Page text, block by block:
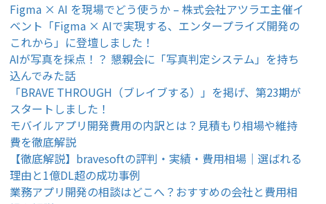
Figma × AI を現場でどう使うか – 株式会社アツラエ主催イ
ベント「Figma × AIで実現する、エンタープライズ開発の
これから」に登壇しました！
AIが写真を採点！？ 懇親会に「写真判定システム」を持ち
込んでみた話
「BRAVE THROUGH（ブレイブする）」を掲げ、第23期が
スタートしました！
モバイルアプリ開発費用の内訳とは？見積もり相場や維持
費を徹底解説
【徹底解説】bravesoftの評判・実績・費用相場｜選ばれる
理由と1億DL超の成功事例
業務アプリ開発の相談はどこへ？おすすめの会社と費用相